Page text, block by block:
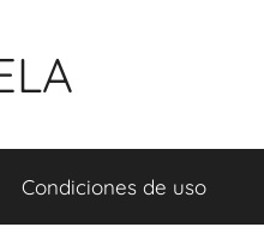
Condiciones de uso